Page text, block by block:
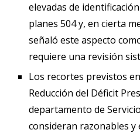
elevadas de
planes 504 y, en cierta
señaló este aspecto
requiere una revisión
Los recortes previstos
Reducción del Déficit
departamento de
consideran razonables